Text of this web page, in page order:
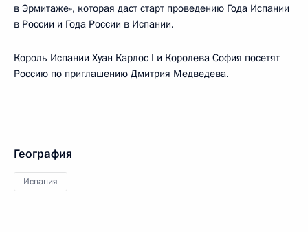
в Эрмитаже», которая даст старт проведению Года Испании
в России и Года России в Испании.
Король Испании Хуан Карлос I и Королева София посетят
Россию по приглашению Дмитрия Медведева.
География
Испания